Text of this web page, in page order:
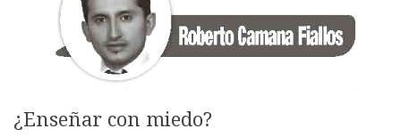
¿Enseñar con miedo?